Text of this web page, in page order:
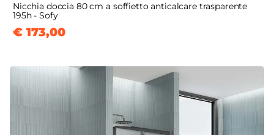
Nicchia doccia 80 cm a soffietto anticalcare trasparente
195h - Sofy
€ 173,00